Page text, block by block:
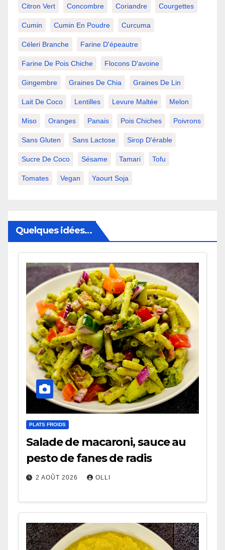
Citron Vert Concombre Coriandre Courgettes
Cumin Cumin En Poudre Curcuma
Céleri Branche Farine D'épeautre
Farine De Pois Chiche Flocons D'avoine
Gingembre Graines De Chia Graines De Lin
Lait De Coco Lentilles Levure Maltée Melon
Miso Oranges Panais Pois Chiches Poivrons
Sans Gluten Sans Lactose Sirop D'érable
Sucre De Coco Sésame Tamari Tofu
Tomates Vegan Yaourt Soja
Quelques idées…
PLATS FROIDS
Salade de macaroni, sauce au
pesto de fanes de radis
2 AOÛT 2026 OLLI